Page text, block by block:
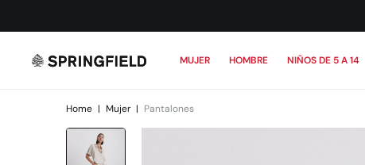
MUJER HOMBRE NIÑOS DE 5 A 14
Home | Mujer | Pantalones